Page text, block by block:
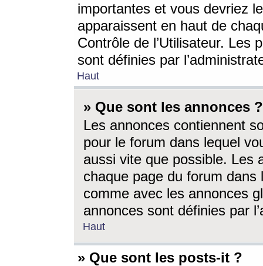
importantes et vous devriez
apparaissent en haut de
Contrôle de l’Utilisateur. Les
sont définies par
Haut
» Que sont les annonces ?
Les annonces contiennent
pour le forum dans lequel
aussi vite que possible. Les
chaque page du forum dans
comme avec les annonces
annonces sont définies par
Haut
» Que sont les posts-it ?